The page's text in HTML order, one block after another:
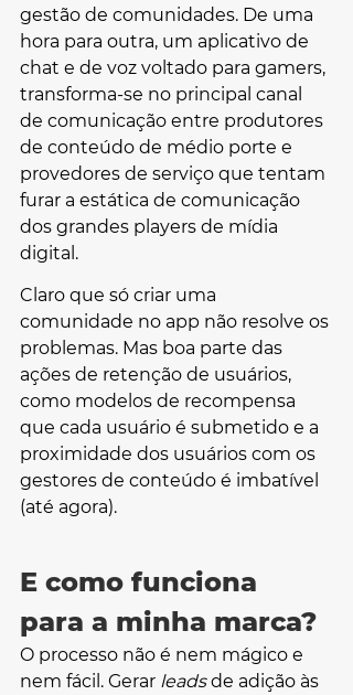
gestão de comunidades. De uma
hora para outra, um aplicativo de
chat e de voz voltado para gamers,
transforma-se no principal canal
de comunicação entre produtores
de conteúdo de médio porte e
provedores de serviço que tentam
furar a estática de comunicação
dos grandes players de mídia
digital.
Claro que só criar uma
comunidade no app não resolve os
problemas. Mas boa parte das
ações de retenção de usuários,
como modelos de recompensa
que cada usuário é submetido e a
proximidade dos usuários com os
gestores de conteúdo é imbatível
(até agora).
E como funciona
para a minha marca?
O processo não é nem mágico e
nem fácil. Gerar leads de adição às